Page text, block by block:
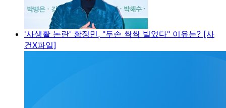
'사생활 논란' 황정민, "두손 싹싹 빌었다" 이유는? [사
건X파일]